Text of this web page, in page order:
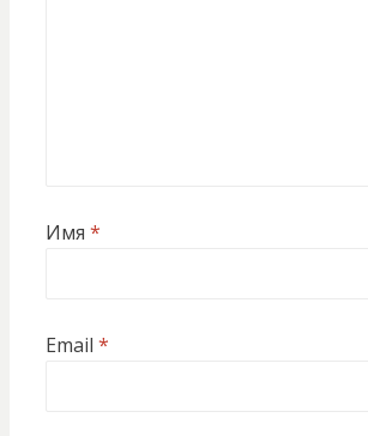
Имя *
Email *